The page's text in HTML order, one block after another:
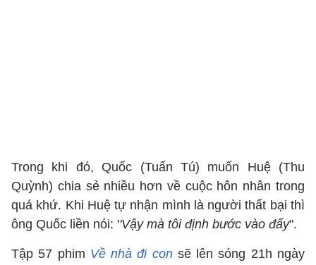
Trong khi đó, Quốc (Tuấn Tú) muốn Huệ (Thu
Quỳnh) chia sẻ nhiều hơn về cuộc hôn nhân trong
quá khứ. Khi Huệ tự nhận mình là người thất bại thì
ông Quốc liền nói: ''Vậy mà tôi định bước vào đấy".
Tập 57 phim Về nhà đi consẽ lên sóng 21h ngày